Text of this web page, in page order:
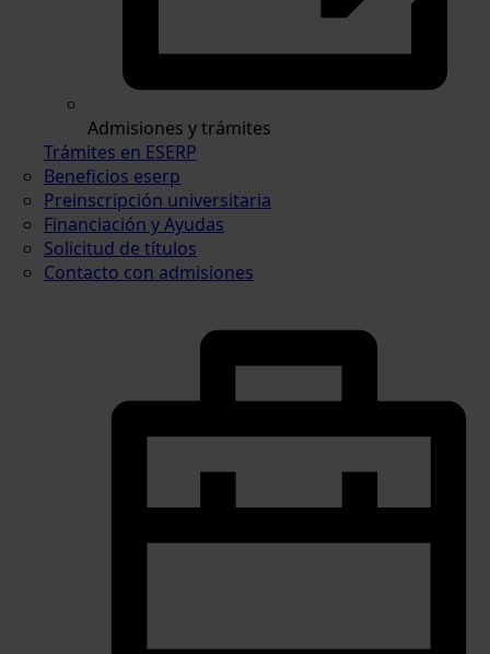
Admisiones y trámites
Trámites en ESERP
Beneficios eserp
Preinscripción universitaria
Financiación y Ayudas
Solicitud de títulos
Contacto con admisiones